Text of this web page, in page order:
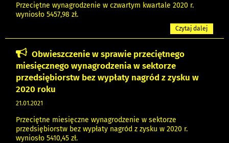
Przeciętne wynagrodzenie w czwartym kwartale 2020 r.
wyniosło 5457,98 zł.
Czytaj dalej
Obwieszczenie w sprawie przeciętnego
miesięcznego wynagrodzenia w sektorze
przedsiębiorstw bez wypłaty nagród z zysku w
2020 roku
21.01.2021
Przeciętne miesięczne wynagrodzenie w sektorze
przedsiębiorstw bez wypłaty nagród z zysku w 2020 r.
wyniosło 5410,45 zł.